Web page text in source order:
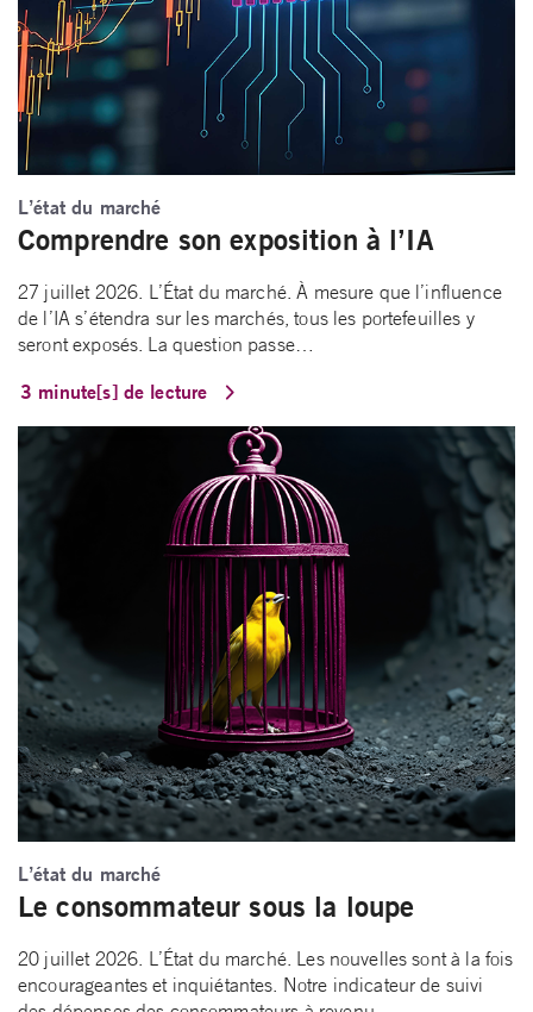
L’état du marché
Comprendre son exposition à l’IA
27 juillet 2026. L’État du marché. À mesure que l’influence
de l’IA s’étendra sur les marchés, tous les portefeuilles y
seront exposés. La question passe…
3 minute[s] de lecture
L’état du marché
Le consommateur sous la loupe
20 juillet 2026. L’État du marché. Les nouvelles sont à la fois
encourageantes et inquiétantes. Notre indicateur de suivi